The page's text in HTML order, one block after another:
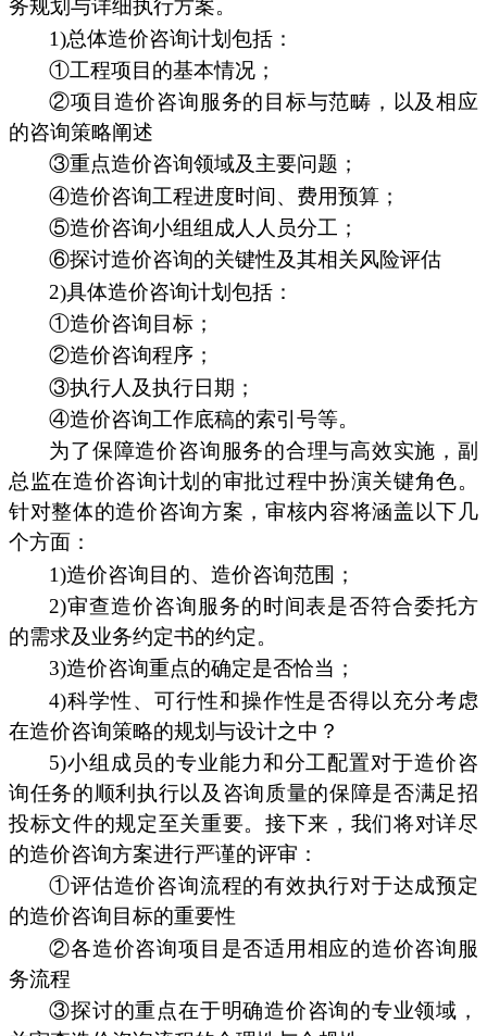
务规划与详细执行方案。
1)总体造价咨询计划包括：
①工程项目的基本情况；
②项目造价咨询服务的目标与范畴，以及相应
的咨询策略阐述
③重点造价咨询领域及主要问题；
④造价咨询工程进度时间、费用预算；
⑤造价咨询小组组成人人员分工；
⑥探讨造价咨询的关键性及其相关风险评估
2)具体造价咨询计划包括：
①造价咨询目标；
②造价咨询程序；
③执行人及执行日期；
④造价咨询工作底稿的索引号等。
为了保障造价咨询服务的合理与高效实施，副
总监在造价咨询计划的审批过程中扮演关键角色。
针对整体的造价咨询方案，审核内容将涵盖以下几
个方面：
1)造价咨询目的、造价咨询范围；
2)审查造价咨询服务的时间表是否符合委托方
的需求及业务约定书的约定。
3)造价咨询重点的确定是否恰当；
4)科学性、可行性和操作性是否得以充分考虑
在造价咨询策略的规划与设计之中？
5)小组成员的专业能力和分工配置对于造价咨
询任务的顺利执行以及咨询质量的保障是否满足招
投标文件的规定至关重要。接下来，我们将对详尽
的造价咨询方案进行严谨的评审：
①评估造价咨询流程的有效执行对于达成预定
的造价咨询目标的重要性
②各造价咨询项目是否适用相应的造价咨询服
务流程
③探讨的重点在于明确造价咨询的专业领域，